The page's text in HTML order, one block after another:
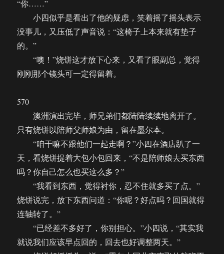
“你……”
小四似乎是看出了他的疑虑，笑着摇了摇头表示
没事儿，又压低了声音说：“这椅子上本来就有垫子
的。”
“噢！”烧饼这才放下心来，又看了眼副总，觉得
刚刚那个镜头可一定得留着。
570
澳洲演出完毕，师兄弟们都陆陆续续地离开了。
只有烧饼以陪师父师娘为由，留在墨尔本。
“咱干嘛不跟他们一起走啊？”小四在酒店趴了一
天，看烧饼提着大包小包回来，“不是陪师娘去买东西
吗？你自己怎么也买这么多？”
“我看到东西，觉得衬你，忍不住就多买了点。”
烧饼说完，放下东西问道：“你呢？好点吗？回国就得
连轴转了。”
“已经差不多好了，你别担心。”小四说，“其实我
就说我们应该早点回的，回去也好调整两天。”